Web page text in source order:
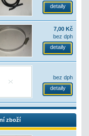
detaily
7,00 Kč
bez dph
detaily
bez dph
detaily
zboží